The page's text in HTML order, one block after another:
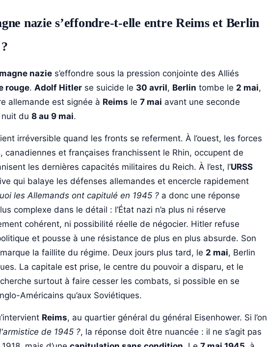
nazie s’effondre-t-elle entre Reims et Berlin
nazie s’effondre sous la pression conjointe des Alliés
rouge. Adolf Hitler se suicide le 30 avril, Berlin tombe le 2 mai,
allemande est signée à Reims le 7 mai avant une seconde
du 8 au 9 mai.
irréversible quand les fronts se referment. À l’ouest, les forces
canadiennes et françaises franchissent le Rhin, occupent de
les dernières capacités militaires du Reich. À l’est, l’URSS
qui balaye les défenses allemandes et encercle rapidement
les Allemands ont capitulé en 1945 ? a donc une réponse
complexe dans le détail : l’État nazi n’a plus ni réserve
cohérent, ni possibilité réelle de négocier. Hitler refuse
et pousse à une résistance de plus en plus absurde. Son
la faillite du régime. Deux jours plus tard, le 2 mai, Berlin
La capitale est prise, le centre du pouvoir a disparu, et le
surtout à faire cesser les combats, si possible en se
Américains qu’aux Soviétiques.
Reims, au quartier général du général Eisenhower. Si l’on
de 1945 ?, la réponse doit être nuancée : il ne s’agit pas